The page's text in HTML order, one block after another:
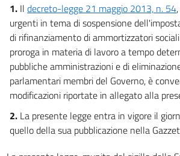
1. Il decreto-legge 21 maggio 2013, n. 54
urgenti in tema di sospensione
di rifinanziamento di ammortizzatori
proroga in materia di lavoro a tempo
pubbliche amministrazioni e di
parlamentari membri del Governo, è
modificazioni riportate in allegato alla
2. La presente legge entra in vigore il
quello della sua pubblicazione nella